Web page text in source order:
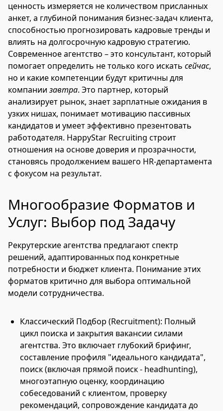
ценность измеряется не количеством присланных
анкет, а глубиной понимания бизнес-задач клиента,
способностью прогнозировать кадровые тренды и
влиять на долгосрочную кадровую стратегию.
Современное агентство – это консультант, который
помогает определить не только кого искать сейчас,
но и какие компетенции будут критичны для
компании завтра. Это партнер, который
анализирует рынок, знает зарплатные ожидания в
узких нишах, понимает мотивацию пассивных
кандидатов и умеет эффективно презентовать
работодателя. HappyStar Recruiting строит
отношения на основе доверия и прозрачности,
становясь продолжением вашего HR-департамента
с фокусом на результат.
Многообразие Форматов и
Услуг: Выбор под Задачу
Рекрутерские агентства предлагают спектр
решений, адаптированных под конкретные
потребности и бюджет клиента. Понимание этих
форматов критично для выбора оптимальной
модели сотрудничества.
Классический Подбор (Recruitment): Полный
цикл поиска и закрытия вакансии силами
агентства. Это включает глубокий брифинг,
составление профиля "идеального кандидата",
поиск (включая прямой поиск - headhunting),
многоэтапную оценку, координацию
собеседований с клиентом, проверку
рекомендаций, сопровождение кандидата до